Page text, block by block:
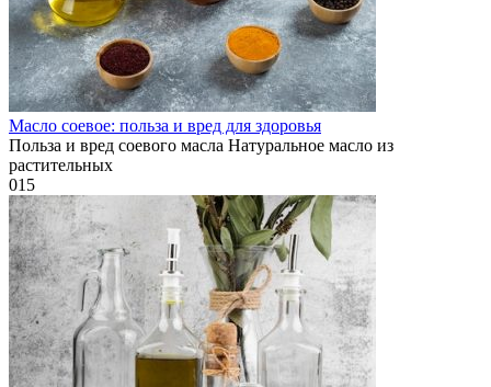
Масло соевое: польза и вред для здоровья
Польза и вред соевого масла Натуральное масло из
растительных
015